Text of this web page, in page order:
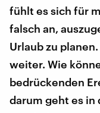
fühlt es sich für
falsch an,
Urlaub zu
weiter. Wie
bedrückenden
darum geht es in